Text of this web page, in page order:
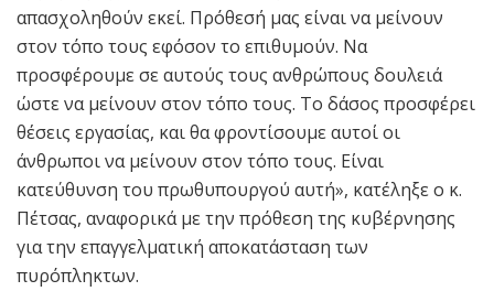
απασχοληθούν εκεί. Πρόθεσή μας είναι να μείνουν
στον τόπο τους εφόσον το επιθυμούν. Να
προσφέρουμε σε αυτούς τους ανθρώπους δουλειά
ώστε να μείνουν στον τόπο τους. Το δάσος προσφέρει
θέσεις εργασίας, και θα φροντίσουμε αυτοί οι
άνθρωποι να μείνουν στον τόπο τους. Είναι
κατεύθυνση του πρωθυπουργού αυτή», κατέληξε ο κ.
Πέτσας, αναφορικά με την πρόθεση της κυβέρνησης
για την επαγγελματική αποκατάσταση των
πυρόπληκτων.